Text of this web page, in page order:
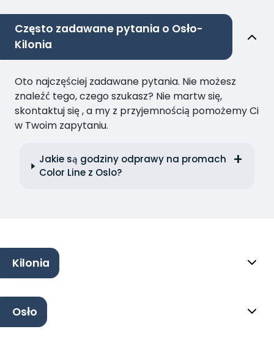
Często zadawane pytania o Osło-
Kilonia
Oto najczęściej zadawane pytania. Nie możesz
znaleźć tego, czego szukasz? Nie martw się,
skontaktuj się , a my z przyjemnością pomożemy Ci
w Twoim zapytaniu.
Jakie są godziny odprawy na promach
Color Line z Oslo?
Kilonia
Osło